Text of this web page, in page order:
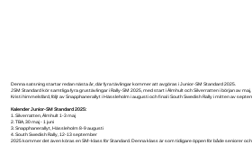
Denna satsning startar redan nästa år, där fyra tävlingar kommer att avgöras i Junior-SM Standard 2025.
JSM Standard kör samtliga fyra grustävlingar i Rally-SM 2025, med start i Älmhult och Silverratten i början av
Kristi himmelsfärd, följt av Snapphanerallyt i Hässleholm i augusti och final i South Swedish Rally i mitten av
Kalender Junior-SM Standard 2025:
1. Silverratten, Älmhult 1-3 maj
2. TBA, 30 maj - 1 juni
3. Snapphanerallyt, Hässleholm 8-9 augusti
4. South Swedish Rally, 12-13 september
2025 kommer det även köras en SM-klass för Standard. Denna klass är som tidigare öppen för både seniorer